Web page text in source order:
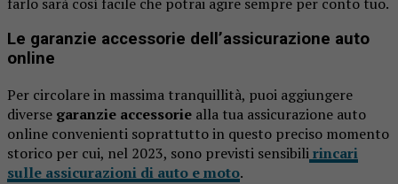
Le garanzie accessorie dell’assicurazione auto
online
Per circolare in massima tranquillità, puoi aggiungere
diverse garanzie accessorie alla tua assicurazione auto
online convenienti soprattutto in questo preciso momento
storico per cui, nel 2023, sono previsti sensibilirincari
sulle assicurazioni di auto e moto.